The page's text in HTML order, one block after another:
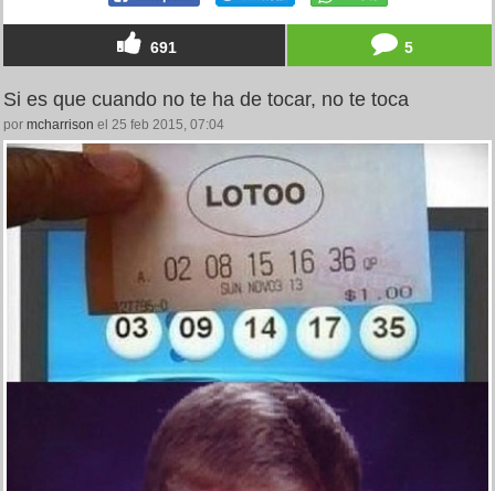
691 5
Si es que cuando no te ha de tocar, no te toca
por mcharrison el 25 feb 2015, 07:04